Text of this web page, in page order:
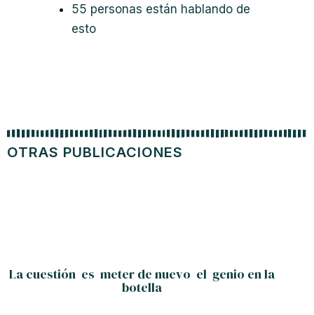
55 personas están hablando de
esto
OTRAS PUBLICACIONES
La cuestión es meter de nuevo el genio en la
botella